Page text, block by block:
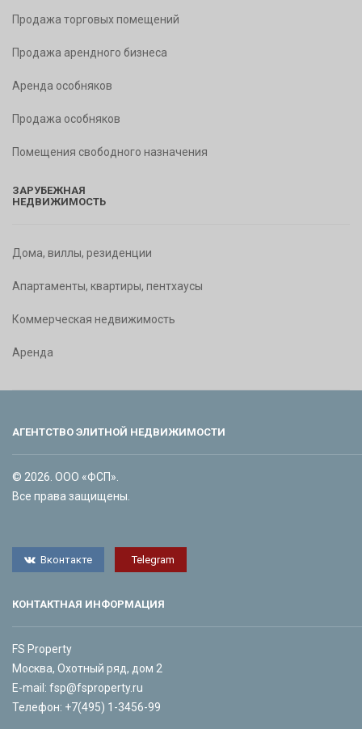
Продажа торговых помещений
Продажа арендного бизнеса
Аренда особняков
Продажа особняков
Помещения свободного назначения
ЗАРУБЕЖНАЯ
НЕДВИЖИМОСТЬ
Дома, виллы, резиденции
Апартаменты, квартиры, пентхаусы
Коммерческая недвижимость
Аренда
АГЕНТСТВО ЭЛИТНОЙ НЕДВИЖИМОСТИ
© 2026. ООО «ФСП».
Все права защищены.
Вконтакте Telegram
КОНТАКТНАЯ ИНФОРМАЦИЯ
FS Property
Москва, Охотный ряд, дом 2
E-mail: fsp@fsproperty.ru
Телефон: +7(495) 1-3456-99